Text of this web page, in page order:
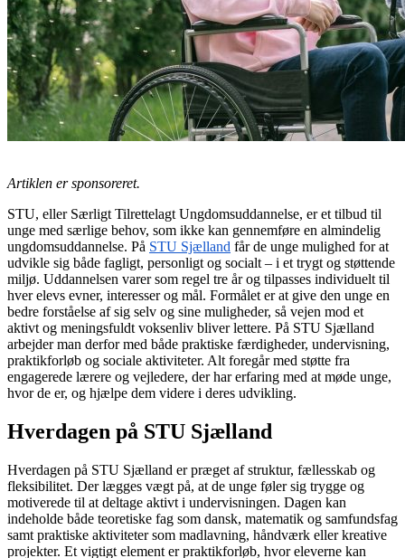
Artiklen er sponsoreret.
STU, eller Særligt Tilrettelagt Ungdomsuddannelse, er et tilbud til
unge med særlige behov, som ikke kan gennemføre en almindelig
ungdomsuddannelse. På STU Sjælland får de unge mulighed for at
udvikle sig både fagligt, personligt og socialt – i et trygt og støttende
miljø. Uddannelsen varer som regel tre år og tilpasses individuelt til
hver elevs evner, interesser og mål. Formålet er at give den unge en
bedre forståelse af sig selv og sine muligheder, så vejen mod et
aktivt og meningsfuldt voksenliv bliver lettere. På STU Sjælland
arbejder man derfor med både praktiske færdigheder, undervisning,
praktikforløb og sociale aktiviteter. Alt foregår med støtte fra
engagerede lærere og vejledere, der har erfaring med at møde unge,
hvor de er, og hjælpe dem videre i deres udvikling.
Hverdagen på STU Sjælland
Hverdagen på STU Sjælland er præget af struktur, fællesskab og
fleksibilitet. Der lægges vægt på, at de unge føler sig trygge og
motiverede til at deltage aktivt i undervisningen. Dagen kan
indeholde både teoretiske fag som dansk, matematik og samfundsfag
samt praktiske aktiviteter som madlavning, håndværk eller kreative
projekter. Et vigtigt element er praktikforløb, hvor eleverne kan